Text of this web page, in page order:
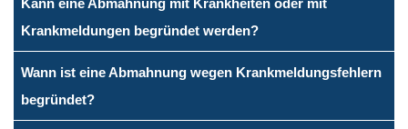
Krankmeldungen begründet werden?
Wann ist eine Abmahnung wegen Krankmeldungsfehlern
begründet?